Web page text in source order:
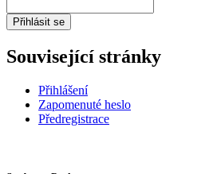
Přihlásit se
Související stránky
Přihlášení
Zapomenuté heslo
Předregistrace